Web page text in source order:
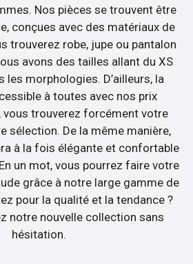
Nos pièces se trouvent être
conçues avec des matériaux de
trouverez robe, jupe ou pantalon
avons des tailles allant du XS
les morphologies. D’ailleurs, la
à toutes avec nos prix
vous trouverez forcément votre
sélection. De la même manière,
à la fois élégante et confortable
un mot, vous pourrez faire votre
grâce à notre large gamme de
pour la qualité et la tendance ?
notre nouvelle collection sans
hésitation.